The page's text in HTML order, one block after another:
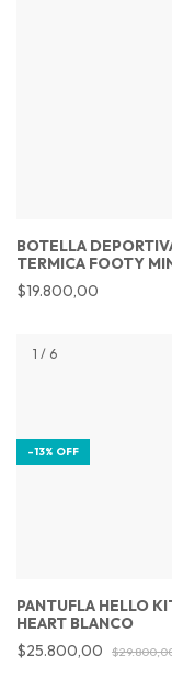
BOTELLA
TERMICA FOOTY
FUCSIA 473ML
$19.800,00
1 / 6
-13% OFF
PANTUFLA HELLO
HEART BLANCO
$25.800,00